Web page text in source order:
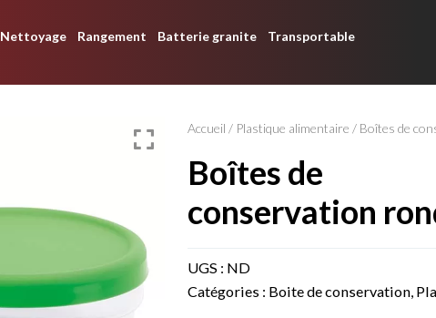
Nettoyage Rangement Batterie granite
Transportable
Accueil / Plastique alimentaire / Boîtes de
boîtes de
conservation
UGS : ND
Catégories : Boite de conservation,